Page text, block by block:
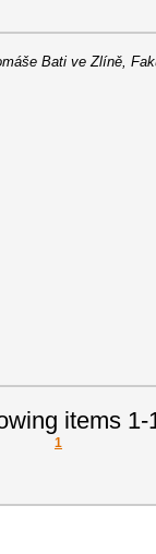
Bati ve Zlíně,
items 1-
1